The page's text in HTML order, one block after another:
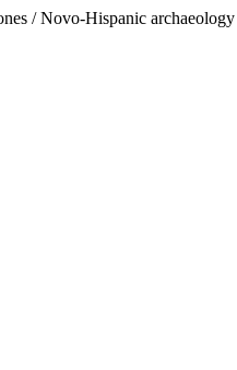
/ Novo-Hispanic